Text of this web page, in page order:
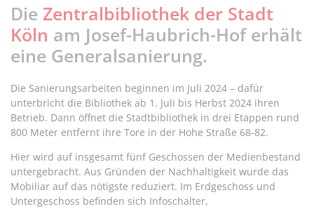
Die Zentralbibliothek der Stadt
Köln am Josef-Haubrich-Hof erhält
eine Generalsanierung.
Die Sanierungsarbeiten beginnen im Juli 2024 – dafür
unterbricht die Bibliothek ab 1. Juli bis Herbst 2024 ihren
Betrieb. Dann öffnet die Stadtbibliothek in drei Etappen rund
800 Meter entfernt ihre Tore in der Hohe Straße 68-82.
Hier wird auf insgesamt fünf Geschossen der Medienbestand
untergebracht. Aus Gründen der Nachhaltigkeit wurde das
Mobiliar auf das nötigste reduziert. Im Erdgeschoss und
Untergeschoss befinden sich Infoschalter,